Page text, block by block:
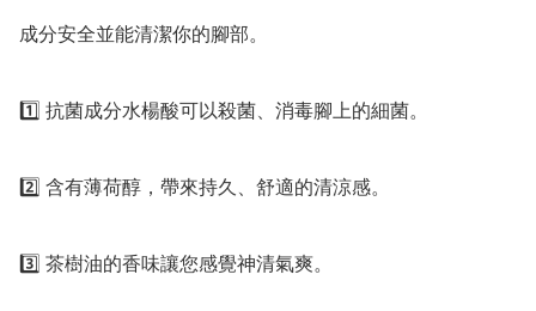
成分安全並能清潔你的腳部。
1️⃣ 抗菌成分水楊酸可以殺菌、消毒腳上的細菌。
2️⃣ 含有薄荷醇，帶來持久、舒適的清涼感。
3️⃣ 茶樹油的香味讓您感覺神清氣爽。